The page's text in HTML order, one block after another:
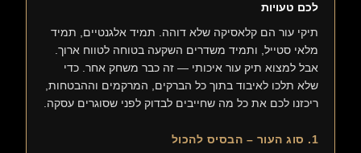
לכם טעויות
תיקי עור הם קלאסיקה שלא דוהה. תמיד אלגנטיים, תמיד
מלאי סטייל, ותמיד משדרים השקעה בטוחה לטווח ארוך.
אבל למצוא תיק עור איכותי — זה כבר משחק אחר. כדי
שלא תלכו לאיבוד בתוך כל הברקים, המרקמים וההבטחות,
ריכזנו לכם את כל מה שחייבים לבדוק לפני שסוגרים עסקה.
1. סוג העור – הבסיס להכול